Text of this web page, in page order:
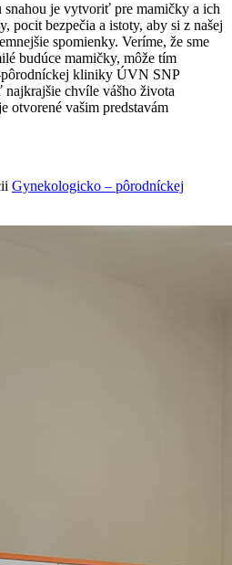
snahou je vytvoriť pre mamičky a ich
pocit bezpečia a istoty, aby si z našej
spomienky. Veríme, že sme
budúce mamičky, môže tím
kliniky ÚVN SNP
chvíle vášho života
otvorené vašim predstavám
Gynekologicko – pôrodníckej